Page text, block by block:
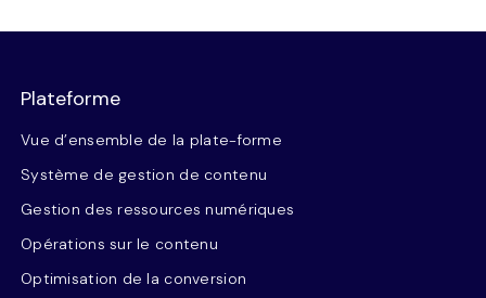
Plateforme
Vue d’ensemble de la plate-forme
Système de gestion de contenu
Gestion des ressources numériques
Opérations sur le contenu
Optimisation de la conversion